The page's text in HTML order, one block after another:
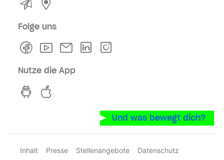
Kontakt
Folge uns
FacebookYoutubeNewsletterLinkedln
Nutze die App
hvv switch App auf GooglePlay
Und was bewegt dich?
Inhalt Presse Stellenangebote
Datenschutz